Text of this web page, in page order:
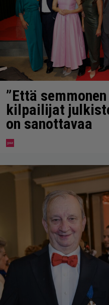
”Että
kilpailijat
on sanottavaa